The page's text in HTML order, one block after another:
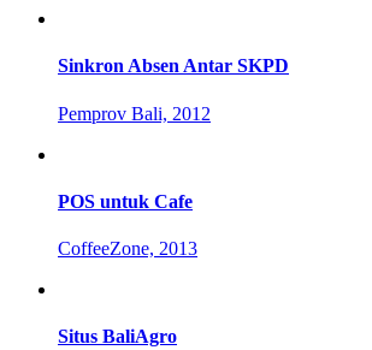
Sinkron Absen Antar SKPD
Pemprov Bali, 2012
POS untuk Cafe
CoffeeZone, 2013
Situs BaliAgro